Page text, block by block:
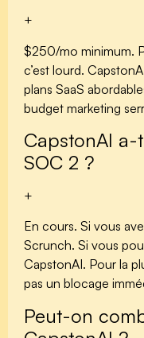
+
$250/mo minimum.
c’est lourd.
plans SaaS
budget marketing
CapstonAI
SOC 2 ?
+
En cours. Si vous
Scrunch. Si vous
CapstonAI. Pour la
pas un blocage
Peut-on